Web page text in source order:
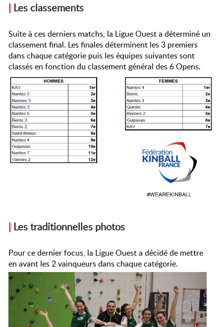
| Les classements
Suite à ces derniers matchs, la Ligue Ouest a déterminé un
classement final. Les finales déterminent les 3 premiers
dans chaque catégorie puis les équipes suivantes sont
classés en fonction du classement général des 6 Opens.
| Les traditionnelles photos
Pour ce dernier focus, la Ligue Ouest a décidé de mettre
en avant les 2 vainqueurs dans chaque catégorie.